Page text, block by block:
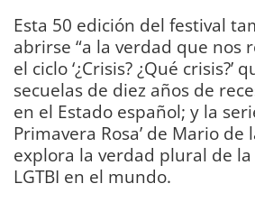
Esta 50 edición del festival
abrirse “a la verdad que nos
el ciclo ‘¿Crisis? ¿Qué crisis?’
secuelas de diez años de
en el Estado español; y la
Primavera Rosa’ de Mario de
explora la verdad plural de
LGTBI en el mundo.